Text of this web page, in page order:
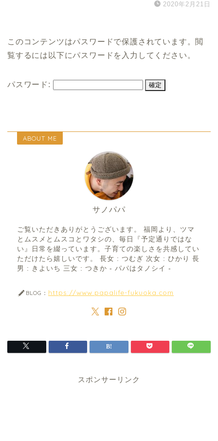
2020年2月21日
このコンテンツはパスワードで保護されています。閲
覧するには以下にパスワードを入力してください。
パスワード:
ABOUT ME
サノパパ
ご覧いただきありがとうございます。 福岡より、ツマ
とムスメとムスコとワタシの、毎日『予定通りではな
い』日常を綴っています。子育ての楽しさを共感してい
ただけたら嬉しいです。 長女 : つむぎ 次女 : ひかり 長
男 : きよいち 三女 : つきか - パパはタノシイ -
BLOG： https://www.papalife-fukuoka.com
スポンサーリンク